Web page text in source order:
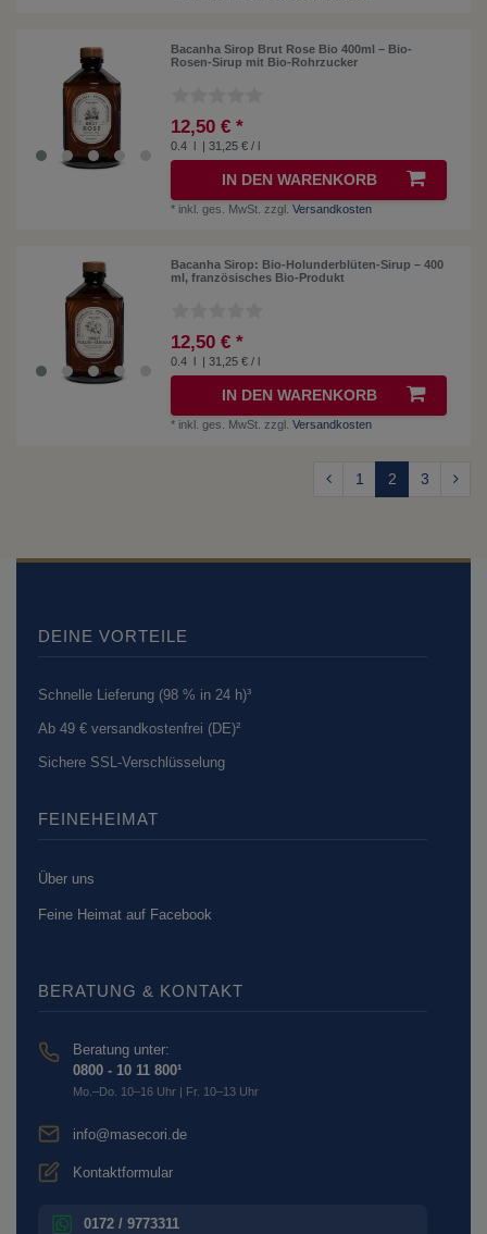
Bacanha Sirop Brut Rose Bio 400ml – Bio-
Rosen-Sirup mit Bio-Rohrzucker
12,50 € *
0.4 l | 31,25 € / l
IN DEN WARENKORB
* inkl. ges. MwSt. zzgl.Versandkosten
Bacanha Sirop: Bio-Holunderblüten-Sirup – 400
ml, französisches Bio-Produkt
12,50 € *
0.4 l | 31,25 € / l
IN DEN WARENKORB
* inkl. ges. MwSt. zzgl.Versandkosten
1 2 3
DEINE VORTEILE
Schnelle Lieferung (98 % in 24 h)³
Ab 49 € versandkostenfrei (DE)²
Sichere SSL-Verschlüsselung
FEINEHEIMAT
Über uns
Feine Heimat auf Facebook
BERATUNG & KONTAKT
Beratung unter:
0800 - 10 11 800¹
Mo.–Do. 10–16 Uhr | Fr. 10–13 Uhr
info@masecori.de
Kontaktformular
0172 / 9773311